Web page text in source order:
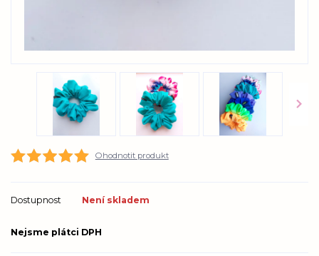
Ohodnotit produkt
Dostupnost Není skladem
Nejsme plátci DPH